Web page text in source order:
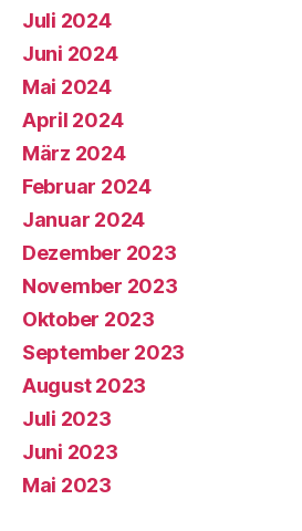
Juli 2024
Juni 2024
Mai 2024
April 2024
März 2024
Februar 2024
Januar 2024
Dezember 2023
November 2023
Oktober 2023
September 2023
August 2023
Juli 2023
Juni 2023
Mai 2023